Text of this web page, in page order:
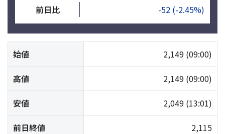
前日比 -52 (-2.45%)
始値 2,149 (09:00)
高値 2,149 (09:00)
安値 2,049 (13:01)
前日終値 2,115